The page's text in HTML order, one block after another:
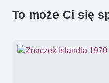
To może Ci się